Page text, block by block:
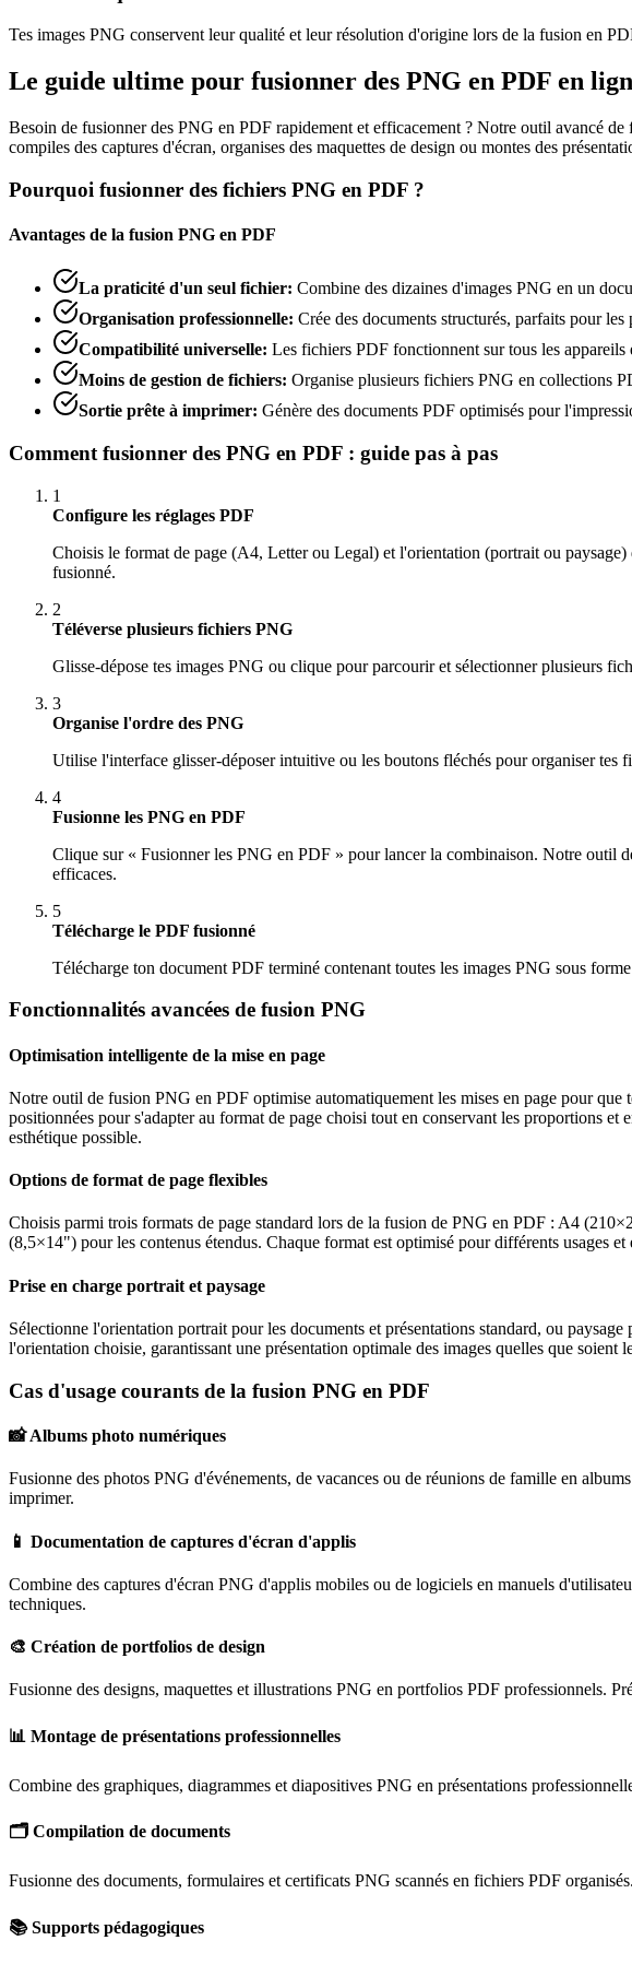
Tes images PNG conservent leur qualité et leur résolution d'origine lors de la fusion en
Le guide ultime pour fusionner des PNG en PDF en
Besoin de fusionner des PNG en PDF rapidement et efficacement ? Notre outil avancé
compiles des captures d'écran, organises des maquettes de design ou montes des
Pourquoi fusionner des fichiers PNG en PDF ?
Avantages de la fusion PNG en PDF
La praticité d'un seul fichier: Combine des dizaines d'images PNG en un
Organisation professionnelle: Crée des documents structurés, parfaits pour
Compatibilité universelle: Les fichiers PDF fonctionnent sur tous les appareils
Moins de gestion de fichiers: Organise plusieurs fichiers PNG en collections
Sortie prête à imprimer: Génère des documents PDF optimisés pour
Comment fusionner des PNG en PDF : guide pas à pas
1
Configure les réglages PDF
Choisis le format de page (A4, Letter ou Legal) et l'orientation (portrait ou
fusionné.
2
Téléverse plusieurs fichiers PNG
Glisse-dépose tes images PNG ou clique pour parcourir et sélectionner plusieurs
3
Organise l'ordre des PNG
Utilise l'interface glisser-déposer intuitive ou les boutons fléchés pour organiser
4
Fusionne les PNG en PDF
Clique sur « Fusionner les PNG en PDF » pour lancer la combinaison. Notre outil
efficaces.
5
Télécharge le PDF fusionné
Télécharge ton document PDF terminé contenant toutes les images PNG sous
Fonctionnalités avancées de fusion PNG
Optimisation intelligente de la mise en page
Notre outil de fusion PNG en PDF optimise automatiquement les mises en page pour
positionnées pour s'adapter au format de page choisi tout en conservant les proportions
esthétique possible.
Options de format de page flexibles
Choisis parmi trois formats de page standard lors de la fusion de PNG en PDF : A4
(8,5×14") pour les contenus étendus. Chaque format est optimisé pour différents usages
Prise en charge portrait et paysage
Sélectionne l'orientation portrait pour les documents et présentations standard, ou
l'orientation choisie, garantissant une présentation optimale des images quelles que soient
Cas d'usage courants de la fusion PNG en PDF
📸 Albums photo numériques
Fusionne des photos PNG d'événements, de vacances ou de réunions de famille en
imprimer.
📱 Documentation de captures d'écran d'applis
Combine des captures d'écran PNG d'applis mobiles ou de logiciels en manuels
techniques.
🎨 Création de portfolios de design
Fusionne des designs, maquettes et illustrations PNG en portfolios PDF professionnels.
📊 Montage de présentations professionnelles
Combine des graphiques, diagrammes et diapositives PNG en présentations
🗂️ Compilation de documents
Fusionne des documents, formulaires et certificats PNG scannés en fichiers PDF
📚 Supports pédagogiques